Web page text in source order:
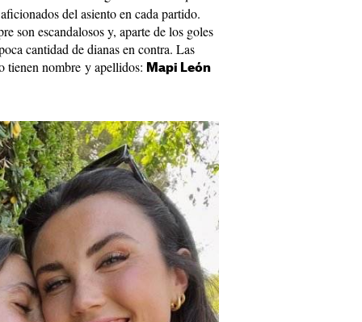
del asiento en cada partido.
son escandalosos y, aparte de los goles
cantidad de dianas en contra. Las
tienen nombre y apellidos: Mapi León